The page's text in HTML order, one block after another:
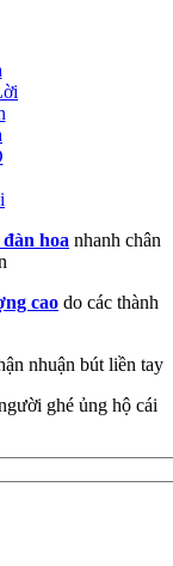
hoa nhanh chân
cao do các thành
nhuận bút liền tay
ghé ủng hộ cái